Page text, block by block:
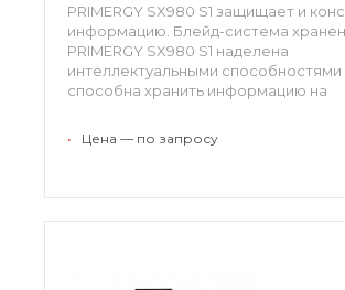
PRIMERGY SX980 S1 защищает и
информацию. Блейд-система
PRIMERGY SX980 S1 наделена
интеллектуальными способностями
способна хранить информацию на
высоко оснащенной моделью
• Цена — по запросу